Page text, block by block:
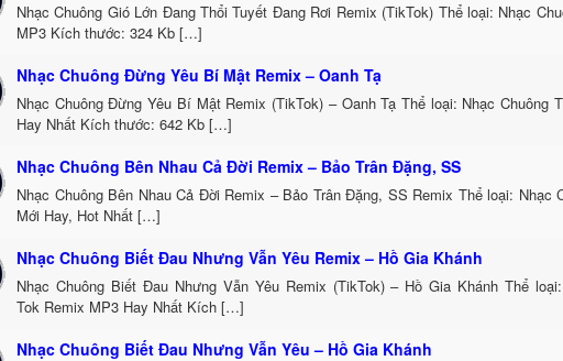
Nhạc Chuông Gió Lớn Đang Thổi Tuyết Đang Rơi Remix (TikTok) Thể loại: Nhạc
MP3 Kích thước: 324 Kb […]
Nhạc Chuông Đừng Yêu Bí Mật Remix – Oanh Tạ
Nhạc Chuông Đừng Yêu Bí Mật Remix (TikTok) – Oanh Tạ Thể loại: Nhạc Chuông
Hay Nhất Kích thước: 642 Kb […]
Nhạc Chuông Bên Nhau Cả Đời Remix – Bảo Trân Đặng, SS
Nhạc Chuông Bên Nhau Cả Đời Remix – Bảo Trân Đặng, SS Remix Thể loại: Nhạc
Mới Hay, Hot Nhất […]
Nhạc Chuông Biết Đau Nhưng Vẫn Yêu Remix – Hồ Gia Khánh
Nhạc Chuông Biết Đau Nhưng Vẫn Yêu Remix (TikTok) – Hồ Gia Khánh Thể
Tok Remix MP3 Hay Nhất Kích […]
Nhạc Chuông Biết Đau Nhưng Vẫn Yêu – Hồ Gia Khánh